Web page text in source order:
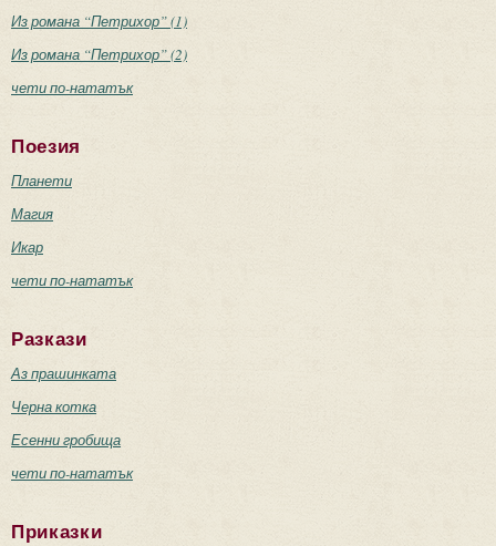
Из романа “Петрихор” (1)
Из романа “Петрихор” (2)
чети по-нататък
Поезия
Планети
Магия
Икар
чети по-нататък
Разкази
Аз прашинката
Черна котка
Есенни гробища
чети по-нататък
Приказки